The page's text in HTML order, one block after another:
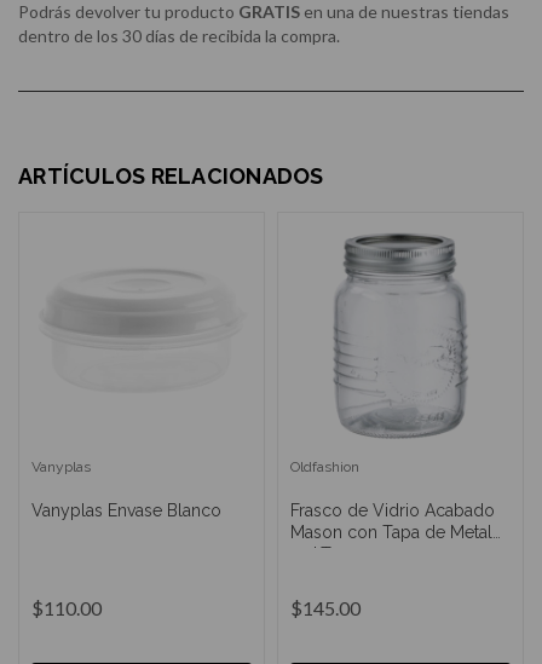
Podrás devolver tu producto GRATIS en una de nuestras tiendas
dentro de los 30 días de recibida la compra.
ARTÍCULOS RELACIONADOS
Vanyplas
Vanyplas Envase Blanco
$110.00
Oldfashion
Frasco de Vidrio Acabado
Mason con Tapa de Metal
0.5LT.
$145.00